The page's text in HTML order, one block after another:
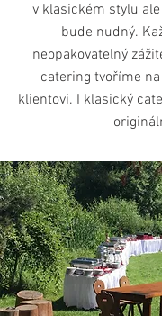
v klasickém stylu
bude nudný.
neopakovatelný
catering tvoříme
klientovi. I klasický